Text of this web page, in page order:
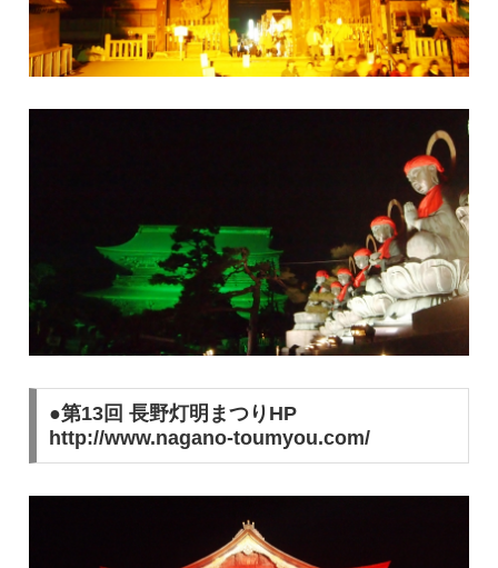
●第13回 長野灯明まつりHP
http://www.nagano-toumyou.com/